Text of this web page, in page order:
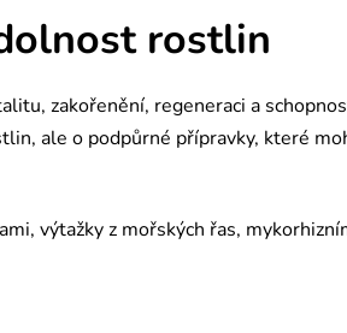
rostlin
zakořenění, regeneraci a
ale o podpůrné přípravky, které
výtažky z mořských řas,